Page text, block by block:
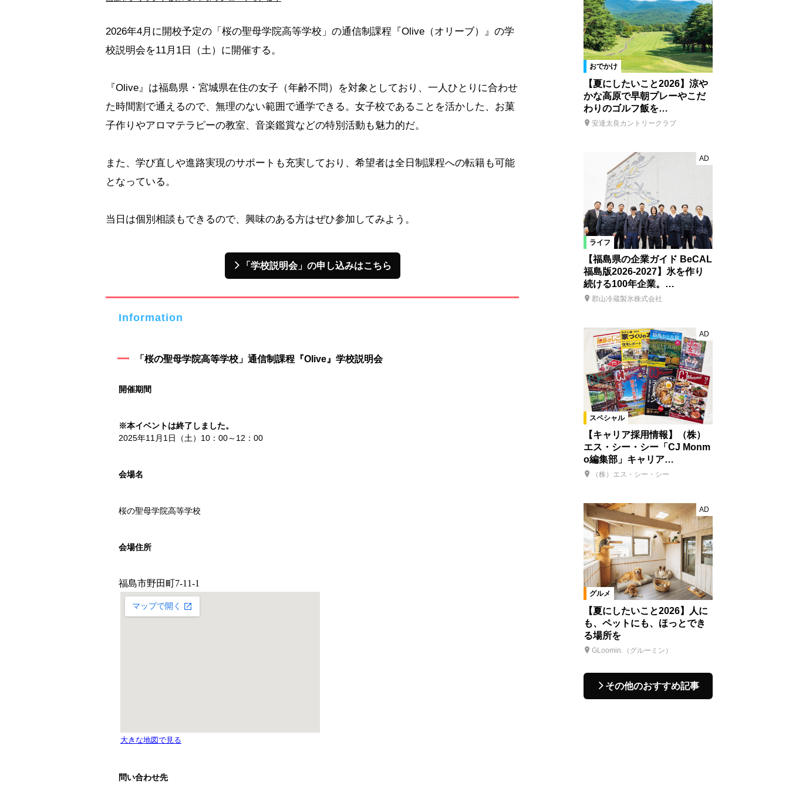
2026年4月に開校予定の「桜の聖母学院高等学校」の通信制課程『Olive（オリーブ）』の学
校説明会を11月1日（土）に開催する。
『Olive』は福島県・宮城県在住の女子（年齢不問）を対象としており、一人ひとりに合わせ
た時間割で通えるので、無理のない範囲で通学できる。女子校であることを活かした、お菓
子作りやアロマテラピーの教室、音楽鑑賞などの特別活動も魅力的だ。
また、学び直しや進路実現のサポートも充実しており、希望者は全日制課程への転籍も可能
となっている。
当日は個別相談もできるので、興味のある方はぜひ参加してみよう。
「学校説明会」の申し込みはこちら
Information
「桜の聖母学院高等学校」通信制課程『Olive』学校説明会
開催期間
※本イベントは終了しました。
2025年11月1日（土）10：00～12：00
会場名
桜の聖母学院高等学校
会場住所
問い合わせ先
おでかけ
【夏にしたいこと2026】涼や
かな高原で早朝プレーやこだ
わりのゴルフ飯を…
安達太良カントリークラブ
ライフ
AD
【福島県の企業ガイド BeCAL
福島版2026-2027】氷を作り
続ける100年企業。…
郡山冷蔵製氷株式会社
スペシャル
AD
【キャリア採用情報】（株）
エス・シー・シー「CJ Monm
o編集部」キャリア…
（株）エス・シー・シー
グルメ
AD
【夏にしたいこと2026】人に
も、ペットにも、ほっとでき
る場所を
GLoomin.（グルーミン）
その他のおすすめ記事